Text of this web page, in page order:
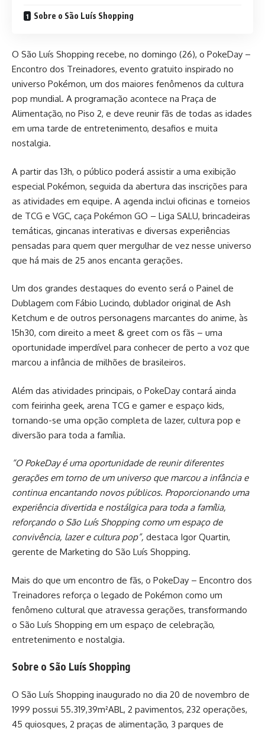
Sobre o São Luís Shopping
O São Luís Shopping recebe, no domingo (26), o PokeDay –
Encontro dos Treinadores, evento gratuito inspirado no
universo Pokémon, um dos maiores fenômenos da cultura
pop mundial. A programação acontece na Praça de
Alimentação, no Piso 2, e deve reunir fãs de todas as idades
em uma tarde de entretenimento, desafios e muita
nostalgia.
A partir das 13h, o público poderá assistir a uma exibição
especial Pokémon, seguida da abertura das inscrições para
as atividades em equipe. A agenda inclui oficinas e torneios
de TCG e VGC, caça Pokémon GO – Liga SALU, brincadeiras
temáticas, gincanas interativas e diversas experiências
pensadas para quem quer mergulhar de vez nesse universo
que há mais de 25 anos encanta gerações.
Um dos grandes destaques do evento será o Painel de
Dublagem com Fábio Lucindo, dublador original de Ash
Ketchum e de outros personagens marcantes do anime, às
15h30, com direito a meet & greet com os fãs – uma
oportunidade imperdível para conhecer de perto a voz que
marcou a infância de milhões de brasileiros.
Além das atividades principais, o PokeDay contará ainda
com feirinha geek, arena TCG e gamer e espaço kids,
tornando-se uma opção completa de lazer, cultura pop e
diversão para toda a família.
“O PokeDay é uma oportunidade de reunir diferentes
gerações em torno de um universo que marcou a infância e
continua encantando novos públicos. Proporcionando uma
experiência divertida e nostálgica para toda a família,
reforçando o São Luís Shopping como um espaço de
convivência, lazer e cultura pop”, destaca Igor Quartin,
gerente de Marketing do São Luís Shopping.
Mais do que um encontro de fãs, o PokeDay – Encontro dos
Treinadores reforça o legado de Pokémon como um
fenômeno cultural que atravessa gerações, transformando
o São Luís Shopping em um espaço de celebração,
entretenimento e nostalgia.
Sobre o São Luís Shopping
O São Luís Shopping inaugurado no dia 20 de novembro de
1999 possui 55.319,39m²ABL, 2 pavimentos, 232 operações,
45 quiosques, 2 praças de alimentação, 3 parques de